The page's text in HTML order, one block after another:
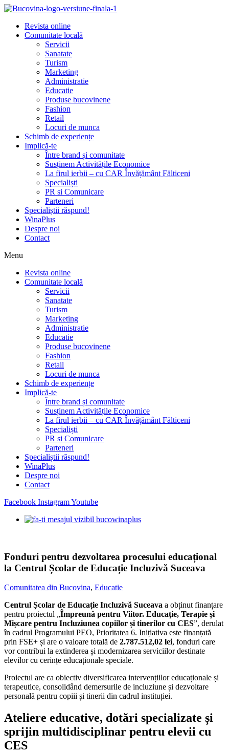
Revista online
Comunitate locală
Servicii
Sanatate
Turism
Marketing
Administratie
Educatie
Produse bucovinene
Fashion
Retail
Locuri de munca
Schimb de experiențe
Implică-te
Între brand și comunitate
Susținem Activitățile Economice
La firul ierbii – cu CAR Învățământ Fălticeni
Specialiști
PR si Comunicare
Parteneri
Specialiștii răspund!
WinaPlus
Despre noi
Contact
Menu
Revista online
Comunitate locală
Servicii
Sanatate
Turism
Marketing
Administratie
Educatie
Produse bucovinene
Fashion
Retail
Locuri de munca
Schimb de experiențe
Implică-te
Între brand și comunitate
Susținem Activitățile Economice
La firul ierbii – cu CAR Învățământ Fălticeni
Specialiști
PR si Comunicare
Parteneri
Specialiștii răspund!
WinaPlus
Despre noi
Contact
Facebook InstagramYoutube
Fonduri pentru dezvoltarea procesului educațional
la Centrul Școlar de Educație Incluzivă Suceava
Comunitatea din Bucovina, Educatie
Centrul Școlar de Educație Incluzivă Suceava a obținut finanțare
pentru proiectul „Împreună pentru Viitor. Educație, Terapie și
Mișcare pentru Incluziunea copiilor și tinerilor cu CES”, derulat
în cadrul Programului PEO, Prioritatea 6. Inițiativa este finanțată
prin FSE+ și are o valoare totală de 2.787.512,02 lei, fonduri care
vor contribui la extinderea și modernizarea serviciilor destinate
elevilor cu cerințe educaționale speciale.
Proiectul are ca obiectiv diversificarea intervențiilor educaționale și
terapeutice, consolidând demersurile de incluziune și dezvoltare
personală pentru copiii și tinerii din cadrul instituției.
Ateliere educative, dotări specializate și
sprijin multidisciplinar pentru elevii cu
CES